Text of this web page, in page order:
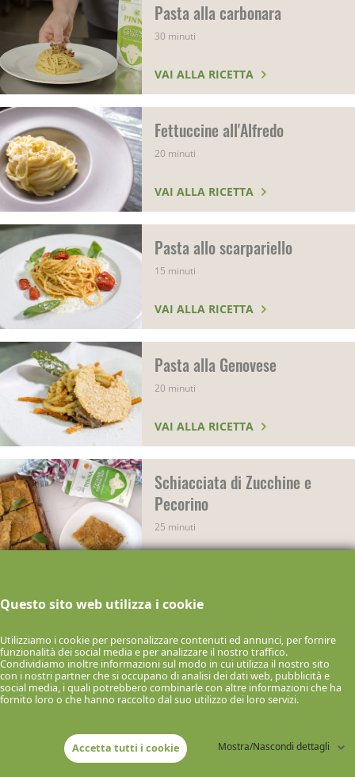
Questo sito web utilizza i cookie
Utilizziamo i cookie per personalizzare contenuti ed annunci, per fornire
funzionalità dei social media e per analizzare il nostro traffico.
Condividiamo inoltre informazioni sul modo in cui utilizza il nostro sito
con i nostri partner che si occupano di analisi dei dati web, pubblicità e
social media, i quali potrebbero combinarle con altre informazioni che ha
fornito loro o che hanno raccolto dal suo utilizzo dei loro servizi.
Accetta tutti i cookie Mostra/Nascondi dettagli
Pasta alla carbonara
30 minuti
VAI ALLA RICETTA
Fettuccine all'Alfredo
20 minuti
VAI ALLA RICETTA
Pasta allo scarpariello
15 minuti
VAI ALLA RICETTA
Pasta alla Genovese
20 minuti
VAI ALLA RICETTA
Schiacciata di Zucchine e
Pecorino
25 minuti
30 minuti
VAI ALLA RICETTA
Polpette al sugo
20 minuti